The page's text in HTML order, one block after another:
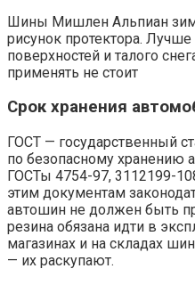
Шины Мишлен Альпиан
рисунок протектора.
поверхностей и талого
применять не стоит
Срок хранения
ГОСТ — государственный
по безопасному хранению
ГОСТы 4754-97, 3112199-
этим документам
автошин не должен быть
резина обязана идти в
магазинах и на складах
— их раскупают.